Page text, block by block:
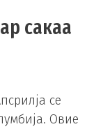
сакаа
се
Овие